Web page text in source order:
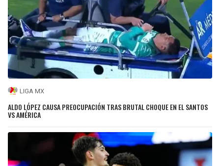
LIGA MX
ALDO LÓPEZ CAUSA PREOCUPACIÓN TRAS BRUTAL CHOQUE EN EL SANTOS
VS AMÉRICA